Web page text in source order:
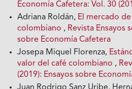
Economía Cafetera: Vol. 30
Adriana Roldán, El mercado
colombiano , Revista Ensayos
sobre Economía Cafetera
Josepa Miquel Florenza,
valor del café colombiano ,
(2019): Ensayos sobre